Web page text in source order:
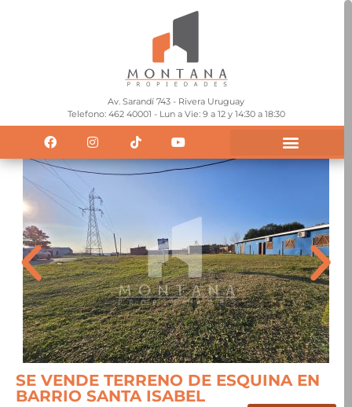
Av. Sarandí 743 - Rivera Uruguay
Telefono: 462 40001 - Lun a Vie: 9 a 12 y 14:30 a 18:30
SE VENDE TERRENO DE ESQUINA EN
BARRIO SANTA ISABEL